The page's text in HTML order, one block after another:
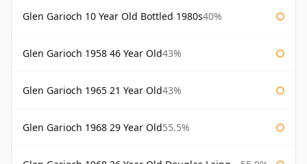
Glen Garioch 10 Year Old Bottled 1980s40%
Glen Garioch 1958 46 Year Old43%
Glen Garioch 1965 21 Year Old43%
Glen Garioch 1968 29 Year Old55.5%